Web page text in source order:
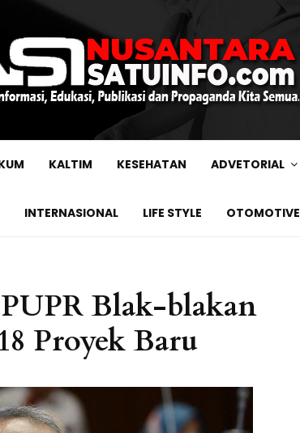
KALTIM KESEHATAN ADVETORIAL
INTERNASIONAL LIFE STYLE OTOMOTIVE
Blak-blakan
Proyek Baru